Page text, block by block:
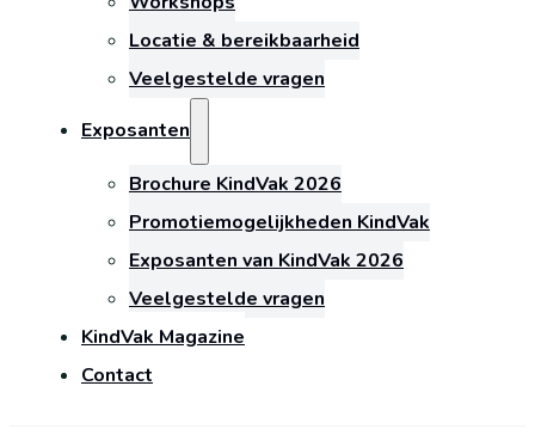
Locatie & bereikbaarheid
Veelgestelde vragen
Exposanten
Brochure KindVak 2026
Promotiemogelijkheden KindVak
Exposanten van KindVak 2026
Veelgestelde vragen
KindVak Magazine
Contact